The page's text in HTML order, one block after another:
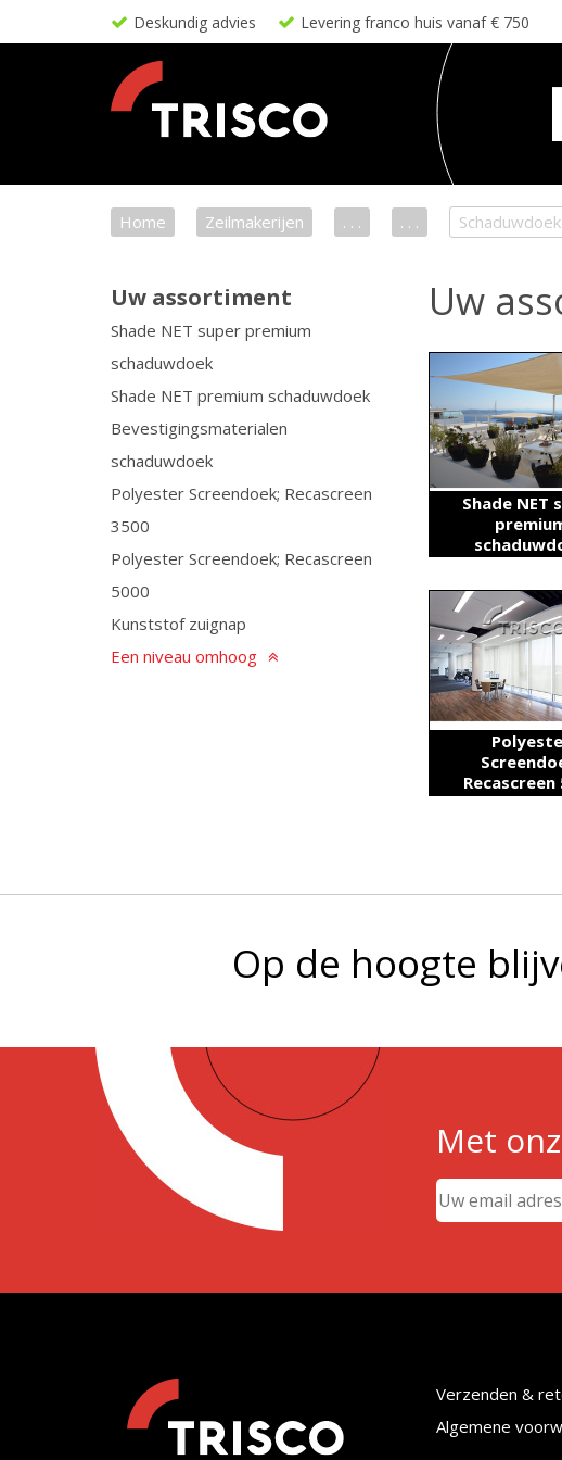
Deskundig advies Levering franco huis vanaf € 750
Home Zeilmakerijen . . . . . . Schaduwdoek
Uw assortiment
Shade NET super premium
schaduwdoek
Shade NET premium schaduwdoek
Bevestigingsmaterialen
schaduwdoek
Polyester Screendoek; Recascreen
3500
Polyester Screendoek; Recascreen
5000
Kunststof zuignap
Een niveau omhoog
Uw
Shade NET
Recascreen
Op de hoogte
Met
Verzenden &
Algemene